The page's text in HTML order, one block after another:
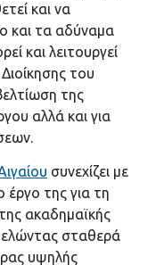
και να
και τα αδύναμα
και λειτουργεί
του
της
αλλά και για
συνεχίζει με
έργο της για τη
ακαδημαϊκής
σταθερά
υψηλής